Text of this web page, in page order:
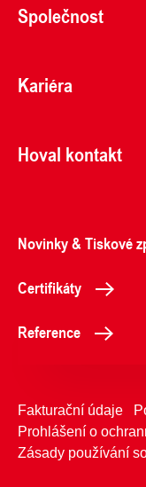
Společnost
Kariéra
Hoval kontakt
Novinky & Tiskové
Certifikáty
Reference
Fakturační údaje
Prohlášení o
Zásady používání